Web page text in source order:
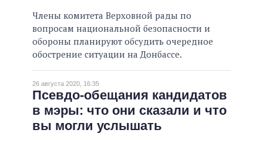
Члены комитета Верховной рады по
вопросам национальной безопасности и
обороны планируют обсудить очередное
обострение ситуации на Донбассе.
26 августа 2020, 16:35
Псевдо-обещания кандидатов
в мэры: что они сказали и что
вы могли услышать